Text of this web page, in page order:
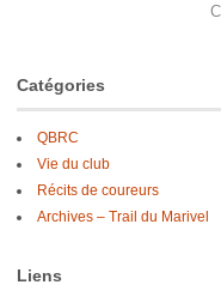
Catégories
QBRC
Vie du club
Récits de coureurs
Archives – Trail du Marivel
Liens